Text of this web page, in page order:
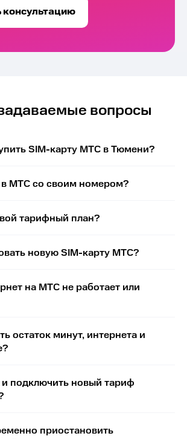
консультацию
вопросы
SIM-карту МТС в Тюмени?
в МТС со своим номером?
тарифный план?
новую SIM-карту МТС?
на МТС не работает или
остаток минут, интернета и
подключить новый тариф
приостановить